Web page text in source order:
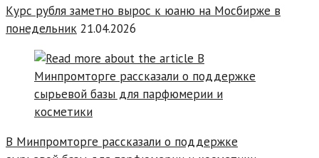
Курс рубля заметно вырос к юаню на Мосбирже в
понедельник 21.04.2026
В Минпромторге рассказали о поддержке